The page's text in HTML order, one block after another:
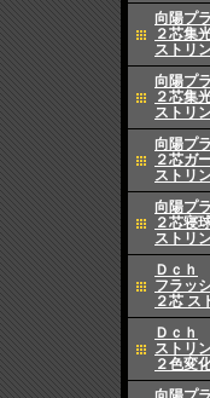
向陽プ
２芯集
ストリ
向陽プ
２芯集
ストリ
向陽プ
２芯ガ
ストリ
向陽プ
２芯寝
ストリ
Ｄｃｈ
フラッ
２芯 ス
Ｄｃｈ
ストリ
２色変